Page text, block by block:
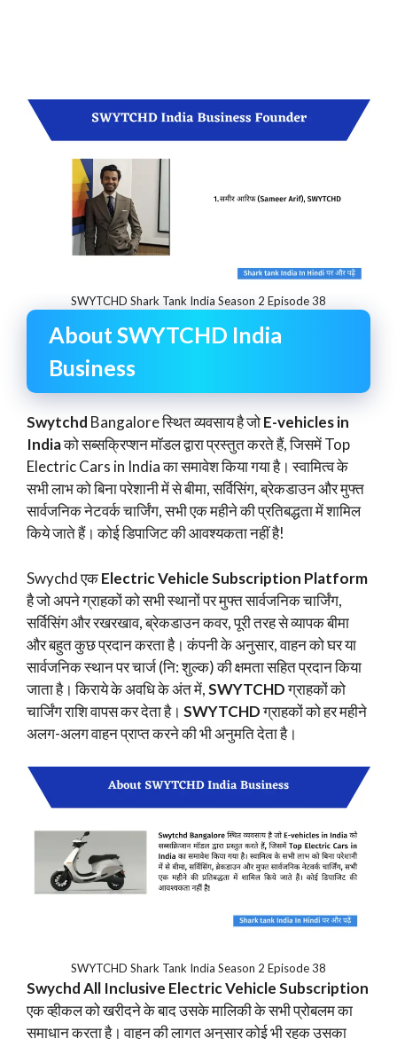
SWYTCHD Shark Tank India Season 2 Episode 38
About SWYTCHD India
Business
Swytchd Bangalore स्थित व्यवसाय है जोE-vehicles in
Indiaको सब्सक्रिप्शन मॉडल द्वारा प्रस्तुत करते हैं, जिसमें Top
Electric Cars in India का समावेश किया गया है। स्वामित्व के
सभी लाभ को बिना परेशानी में से बीमा, सर्विसिंग, ब्रेकडाउन और मुफ्त
सार्वजनिक नेटवर्क चार्जिंग, सभी एक महीने की प्रतिबद्धता में शामिल
किये जाते हैं। कोई डिपाजिट की आवश्यकता नहीं है!
Swychd एकElectric Vehicle Subscription Platform
है जो अपने ग्राहकों को सभी स्थानों पर मुफ्त सार्वजनिक चार्जिंग,
सर्विसिंग और रखरखाव, ब्रेकडाउन कवर, पूरी तरह से व्यापक बीमा
और बहुत कुछ प्रदान करता है। कंपनी के अनुसार, वाहन को घर या
सार्वजनिक स्थान पर चार्ज (नि: शुल्क) की क्षमता सहित प्रदान किया
जाता है। किराये के अवधि के अंत में,SWYTCHDग्राहकों को
चार्जिंग राशि वापस कर देता है। SWYTCHDग्राहकों को हर महीने
अलग-अलग वाहन प्राप्त करने की भी अनुमति देता है।
SWYTCHD Shark Tank India Season 2 Episode 38
Swychd All Inclusive Electric Vehicle Subscription
एक व्हीकल को खरीदने के बाद उसके मालिकी के सभी प्रोबलम का
समाधान करता है। वाहन की लागत अनुसार कोई भी रहक उसका